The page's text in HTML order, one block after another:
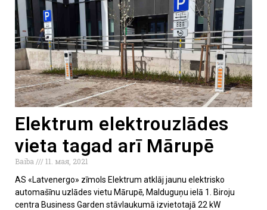
Elektrum elektrouzlādes
vieta tagad arī Mārupē
Baiba
11. мая, 2021
AS «Latvenergo» zīmols Elektrum atklāj jaunu elektrisko
automašīnu uzlādes vietu Mārupē, Malduguņu ielā 1. Biroju
centra Business Garden stāvlaukumā izvietotajā 22 kW